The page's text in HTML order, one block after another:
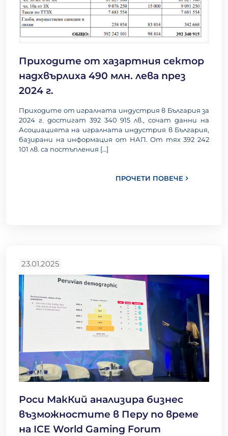
Приходите от хазартния сектор
надхвърлиха 490 млн. лева през
2024 г.
Приходите от игралната индустрия в България за
2024 г. достигат 392 340 915 лв., сочат данни на
Асоциацията на игралната индустрия в България,
базирани на информация от НАП. От тях 392 242
101 лв. са постъпления […]
ПРОЧЕТИ ПОВЕЧЕ
23.01.2025
Роси МакКий анализира бизнес
възможностите в Перу по време
на ICE World Gaming Forum